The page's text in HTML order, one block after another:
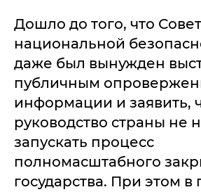
Дошло до того, что Совет
национальной
даже был вынужден
публичным
информации и заявить,
руководство страны не
запускать процесс
полномасштабного
государства. При этом в